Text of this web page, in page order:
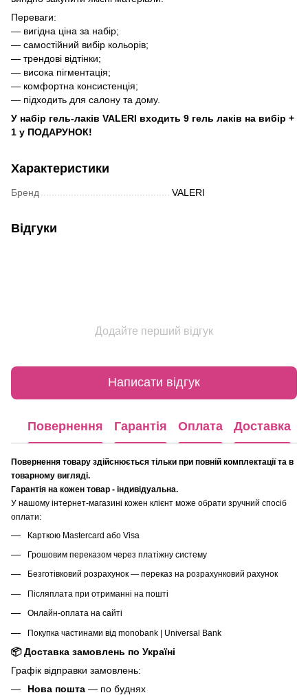
Переваги:
— вигідна ціна за набір;
— самостійний вибір кольорів;
— трендові відтінки;
— висока пігментація;
— комфортна консистенція;
— підходить для салону та дому.
У набір гель-лаків VALERI входить 9 гель лаків на вибір +
1 у ПОДАРУНОК!
Характеристики
Бренд VALERI
Відгуки
Додайте перший відгук
Написати відгук
Повернення Гарантія Оплата Доставка
Повернення товару здійснюється тільки при повній комплектації та в
товарному вигляді.
Гарантія на кожен товар - індивідуальна.
У нашому інтернет-магазині кожен клієнт може обрати зручний спосіб
оплати:
Карткою Mastercard або Visa
Грошовим переказом через платіжну систему
Безготівковий розрахунок — переказ на розрахунковий рахунок
Післяплата при отриманні на пошті
Онлайн-оплата на сайті
Покупка частинами від monobank | Universal Bank
📦 Доставка замовлень по Україні
Графік відправки замовлень:
Нова пошта — по буднях